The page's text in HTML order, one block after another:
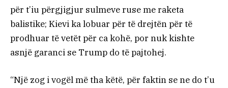
për t’iu përgjigjur sulmeve ruse me raketa
balistike; Kievi ka lobuar për të drejtën për të
prodhuar të vetët për ca kohë, por nuk kishte
asnjë garanci se Trump do të pajtohej.
“Një zog i vogël më tha këtë, për faktin se ne do t’u